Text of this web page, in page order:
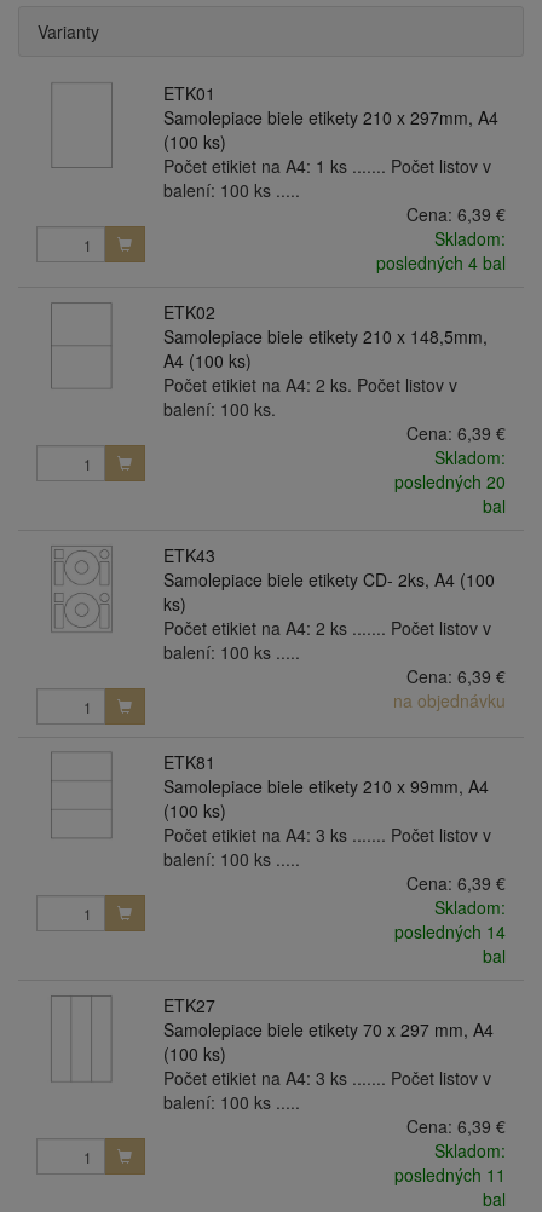
Varianty
ETK01
Samolepiace biele etikety 210 x 297mm, A4
(100 ks)
Počet etikiet na A4: 1 ks ....... Počet listov v
balení: 100 ks .....
Cena: 6,39 €
Skladom:
posledných 4 bal
ETK02
Samolepiace biele etikety 210 x 148,5mm,
A4 (100 ks)
Počet etikiet na A4: 2 ks. Počet listov v
balení: 100 ks.
Cena: 6,39 €
Skladom:
posledných 20
bal
ETK43
Samolepiace biele etikety CD- 2ks, A4 (100
ks)
Počet etikiet na A4: 2 ks ....... Počet listov v
balení: 100 ks .....
Cena: 6,39 €
na objednávku
ETK81
Samolepiace biele etikety 210 x 99mm, A4
(100 ks)
Počet etikiet na A4: 3 ks ....... Počet listov v
balení: 100 ks .....
Cena: 6,39 €
Skladom:
posledných 14
bal
ETK27
Samolepiace biele etikety 70 x 297 mm, A4
(100 ks)
Počet etikiet na A4: 3 ks ....... Počet listov v
balení: 100 ks .....
Cena: 6,39 €
Skladom:
posledných 11
bal